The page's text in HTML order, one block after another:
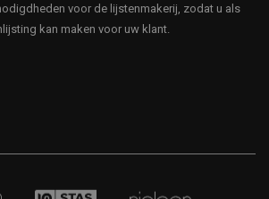
voor de lijstenmakerij, zodat u als
kan maken voor uw klant.